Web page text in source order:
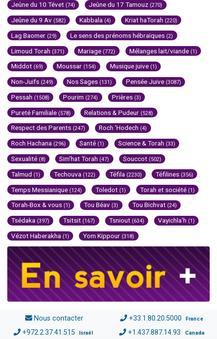
Jeûne du 10 Tévet (74) Jeûne du 17 Tamouz (270)
Jeûne du 9 Av (582) Kabbala (4) Kriat haTorah (220)
Lag Baomer (29) Le sens des prénoms hébraïques (2)
Limoud Torah (371) Mariage (772) Mélanges lait/viande (1)
Middot (69) Moussar (154) Musique juive (1)
Non-Juifs (249) Nos Sages (131) Pensée Juive (3087)
Pessah (1508) Pourim (274) Prières (3)
Pureté Familiale (578) Relations & Pudeur (528)
Respect des Parents (247) Roch 'Hodech (4)
Roch Hachana (296) Santé (1) Science & Torah (33)
Sexualité (8) Sim'hat Torah (47) Souccot (502)
Talmud (1) Techouva (122) Téfila (2230) Téfilines (356)
Temps Messianique (124) Toledot (1) Torah et société (1)
Torah-Box & vous (1) Tou Béav (3) Tou Bichvat (24)
Tsédaka (397) Tsitsit (167) Tsniout (634) Vayichla'h (1)
Vézot Haberakha (1) Yom Kippour (318)
Nous contacter +33.1.80.20.5000 France
+972.2.37.41.515 Israël +1.437.887.14.93 Canada